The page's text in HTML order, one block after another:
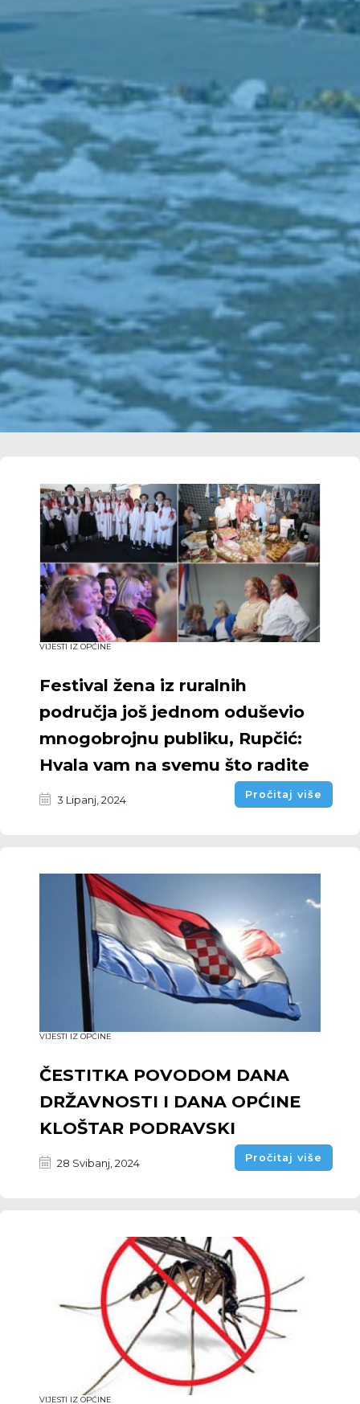
VIJESTI IZ OPĆINE
Festival žena iz ruralnih
područja još jednom oduševio
mnogobrojnu publiku, Rupčić:
Hvala vam na svemu što radite
3 Lipanj, 2024 Pročitaj više
VIJESTI IZ OPĆINE
ČESTITKA POVODOM DANA
DRŽAVNOSTI I DANA OPĆINE
KLOŠTAR PODRAVSKI
28 Svibanj, 2024 Pročitaj više
VIJESTI IZ OPĆINE